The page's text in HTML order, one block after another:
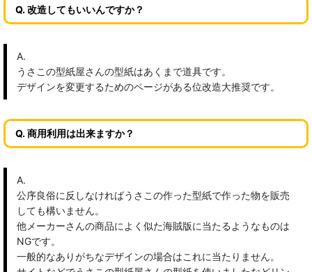
Q. 改造してもいいんですか？
A.
うさこの型紙屋さんの型紙はあくまで道具です。
デザインを変更するためのページがある位改造大推奨です。
Q. 商用利用は出来ますか？
A.
公序良俗に反しなければうさこの作った型紙で作った物を販売
しても構いません。
他メーカーさんの商品によく似た海賊版に当たるようなものは
NGです。
一般的なありがちなデザインの場合はこれに当たりません。